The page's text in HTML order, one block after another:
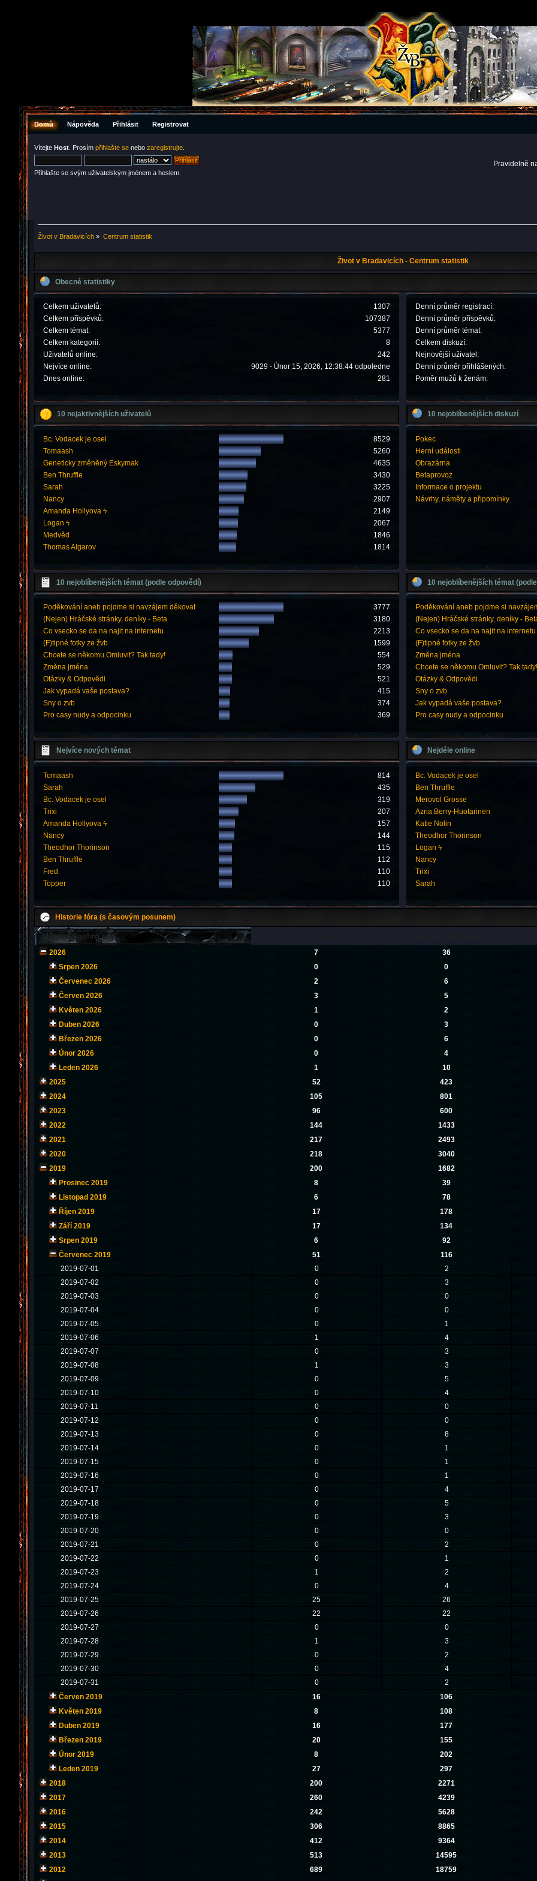
Domů Nápověda Přihlásit Registrovat
Vítejte Host . Prosím přihlašte se nebo zaregistrujte
Přihlašte se svým uživatelským jménem a heslem.
Pravidelně
Život v Bradavicích » Centrum statistik
Život v Bradavicích - Centrum statistik
Obecné statistiky
Celkem uživatelů:
1307
Celkem příspěvků:
107387
Celkem témat:
5377
Celkem kategorií:
8
Uživatelů online:
242
Nejvíce online:
9029 - Únor 15, 2026, 12:38:44 odpoledne
Dnes online:
281
Denní průměr registrací:
Denní průměr příspěvků:
Denní průměr témat:
Celkem diskuzí:
Nejnovější uživatel:
Denní průměr přihlášených:
Poměr mužů k ženám:
10 nejaktivnějších uživatelů
Bc. Vodacek je osel
8529
Tomaash
5260
Geneticky změněný Eskymak
4635
Ben Thruffle
3430
Sarah
3225
Nancy
2907
Amanda Hollyova ϟ
2149
Logan ϟ
2067
Medvěd
1846
Thomas Algarov
1814
10 nejoblíbenějších diskuzí
Pokec
Herní události
Obrazárna
Betaprovoz
Informace o projektu
Návrhy, náměty a připomínky
10 nejoblíbenějších témat (podle odpovědí)
Poděkování aneb pojdme si navzájem děkovat
3777
(Nejen) Hráčské stránky, deníky - Beta
3180
Co vsecko se da na najit na internetu
2213
(F)tipné fotky ze žvb
1599
Chcete se někomu Omluvit? Tak tady!
554
Změna jména
529
Otázky & Odpovědi
521
Jak vypadá vaše postava?
415
Sny o zvb
374
Pro casy nudy a odpocinku
369
10 nejoblíbenějších témat
Poděkování aneb pojdme si
(Nejen) Hráčské stránky, deníky -
Co vsecko se da na najit na internetu
(F)tipné fotky ze žvb
Změna jména
Chcete se někomu Omluvit? Tak
Otázky & Odpovědi
Sny o zvb
Jak vypadá vaše postava?
Pro casy nudy a odpocinku
Nejvíce nových témat
Tomaash
814
Sarah
435
Bc. Vodacek je osel
319
Trixi
207
Amanda Hollyova ϟ
157
Nancy
144
Theodhor Thorinson
115
Ben Thruffle
112
Fred
110
Topper
110
Nejdéle online
Bc. Vodacek je osel
Ben Thruffle
Merovol Grosse
Azria Berry-Huotarinen
Katie Nolin
Theodhor Thorinson
Logan ϟ
Nancy
Trixi
Sarah
Historie fóra (s časovým posunem)
Měsíční souhrn
2026 7
36
Srpen 2026
0
0
Červenec 2026
2
6
Červen 2026
3
5
Květen 2026
1
2
Duben 2026
0
3
Březen 2026
0
6
Únor 2026
0
4
Leden 2026
1
10
2025
52
423
2024
105
801
2023
96
600
2022
144
1433
2021
217
2493
2020
218
3040
2019
200
1682
Prosinec 2019
8
39
Listopad 2019
6
78
Říjen 2019
17
178
Září 2019
17
134
Srpen 2019
6
92
Červenec 2019
51
116
2019-07-01
0
2
2019-07-02
0
3
2019-07-03
0
0
2019-07-04
0
0
2019-07-05
0
1
2019-07-06
1
4
2019-07-07
0
3
2019-07-08
1
3
2019-07-09
0
5
2019-07-10
0
4
2019-07-11
0
0
2019-07-12
0
0
2019-07-13
0
8
2019-07-14
0
1
2019-07-15
0
1
2019-07-16
0
1
2019-07-17
0
4
2019-07-18
0
5
2019-07-19
0
3
2019-07-20
0
0
2019-07-21
0
2
2019-07-22
0
1
2019-07-23
1
2
2019-07-24
0
4
2019-07-25
25
26
2019-07-26
22
22
2019-07-27
0
0
2019-07-28
1
3
2019-07-29
0
2
2019-07-30
0
4
2019-07-31
0
2
Červen 2019
16
106
Květen 2019
8
108
Duben 2019
16
177
Březen 2019
20
155
Únor 2019
8
202
Leden 2019
27
297
2018
200
2271
2017
260
4239
2016
242
5628
2015
306
8865
2014
412
9364
2013
513
14595
2012
689
18759